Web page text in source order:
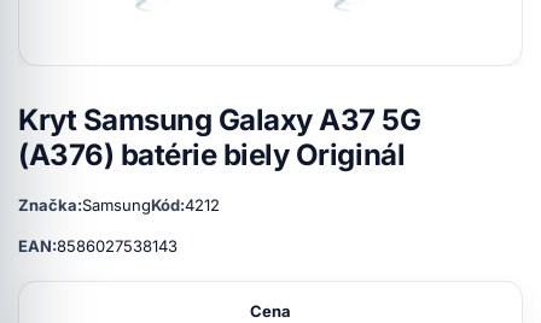
Kryt Samsung Galaxy A37 5G
(A376) batérie biely Originál
Značka:SamsungKód:4212
EAN:8586027538143
Cena